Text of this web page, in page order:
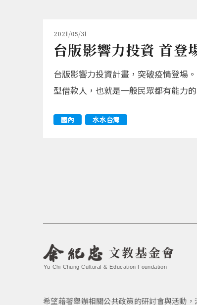
2021/05/31
台版影響力投資 首登
台版影響力投資計畫，突破疫情登場
型借款人，也就是一般民眾都有能力
國內 水水台灣
文教基金會
Yu Chi-Chung Cultural & Education Foundation
希望藉著舉辦相關公共政策的研討會與活動，